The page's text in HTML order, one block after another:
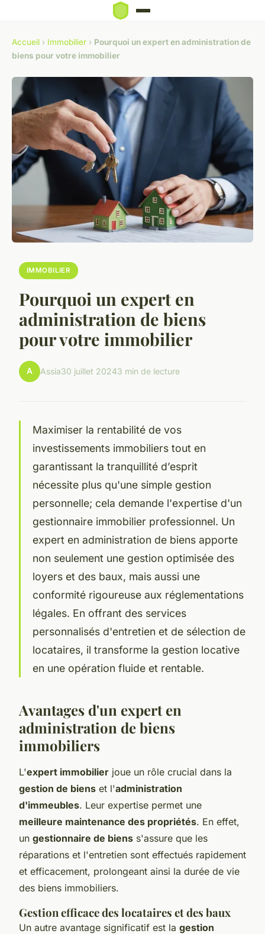
Accueil › Immobilier › Pourquoi un expert en administration de
biens pour votre immobilier
IMMOBILIER
Pourquoi un expert en
administration de biens
pour votre immobilier
A Assia30 juillet 20243 min de lecture
Maximiser la rentabilité de vos
investissements immobiliers tout en
garantissant la tranquillité d’esprit
nécessite plus qu'une simple gestion
personnelle; cela demande l'expertise d'un
gestionnaire immobilier professionnel. Un
expert en administration de biens apporte
non seulement une gestion optimisée des
loyers et des baux, mais aussi une
conformité rigoureuse aux réglementations
légales. En offrant des services
personnalisés d'entretien et de sélection de
locataires, il transforme la gestion locative
en une opération fluide et rentable.
Avantages d'un expert en
administration de biens
immobiliers
L'expert immobilier joue un rôle crucial dans la
gestion de biens et l'administration
d'immeubles. Leur expertise permet une
meilleure maintenance des propriétés. En effet,
un gestionnaire de biens s'assure que les
réparations et l'entretien sont effectués rapidement
et efficacement, prolongeant ainsi la durée de vie
des biens immobiliers.
Gestion efficace des locataires et des baux
Un autre avantage significatif est la gestion